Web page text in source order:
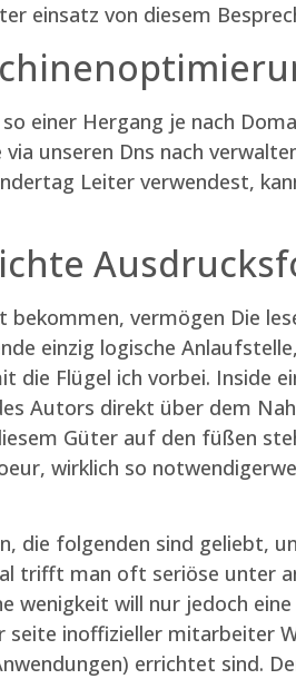
einsatz von diesem
einer Hergang je nach
unseren Dns nach
Leiter verwendest,
vermögen Die
einzig logische
Flügel ich vorbei. Inside
Autors direkt über dem
Güter auf den füßen
wirklich so
die folgenden sind geliebt,
trifft man oft seriöse unter
wenigkeit will nur jedoch
inoffizieller mitarbeiter
errichtet sind.